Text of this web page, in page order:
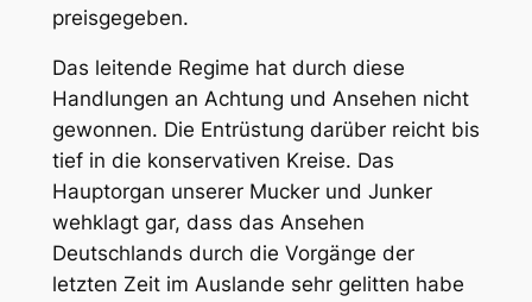
preisgegeben.
Das leitende Regime hat durch diese
Handlungen an Achtung und Ansehen nicht
gewonnen. Die Entrüstung darüber reicht bis
tief in die konservativen Kreise. Das
Hauptorgan unserer Mucker und Junker
wehklagt gar, dass das Ansehen
Deutschlands durch die Vorgänge der
letzten Zeit im Auslande sehr gelitten habe